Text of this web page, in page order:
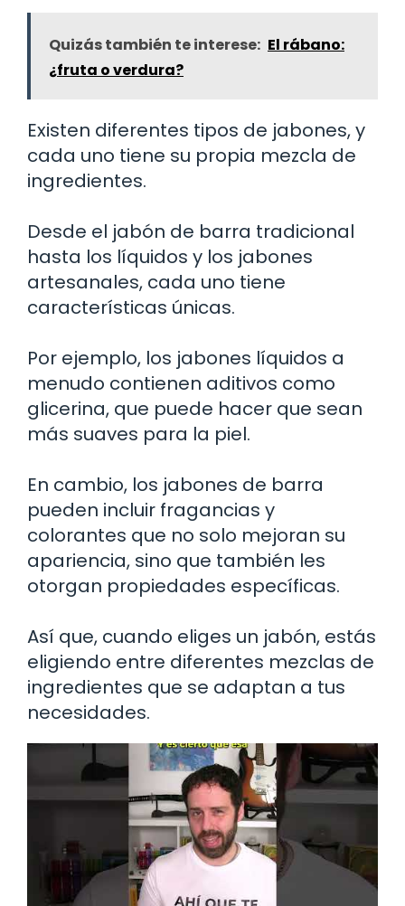
Quizás también te interese: El rábano:
¿fruta o verdura?
Existen diferentes tipos de jabones, y
cada uno tiene su propia mezcla de
ingredientes.
Desde el jabón de barra tradicional
hasta los líquidos y los jabones
artesanales, cada uno tiene
características únicas.
Por ejemplo, los jabones líquidos a
menudo contienen aditivos como
glicerina, que puede hacer que sean
más suaves para la piel.
En cambio, los jabones de barra
pueden incluir fragancias y
colorantes que no solo mejoran su
apariencia, sino que también les
otorgan propiedades específicas.
Así que, cuando eliges un jabón, estás
eligiendo entre diferentes mezclas de
ingredientes que se adaptan a tus
necesidades.